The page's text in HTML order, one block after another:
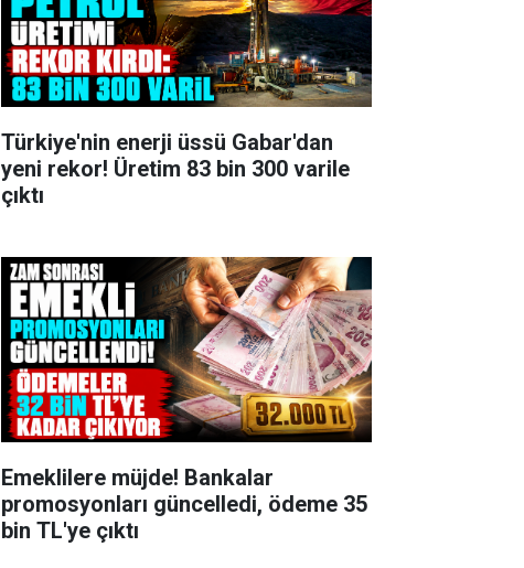
Türkiye'nin enerji üssü Gabar'dan
yeni rekor! Üretim 83 bin 300 varile
çıktı
Emeklilere müjde! Bankalar
promosyonları güncelledi, ödeme 35
bin TL'ye çıktı